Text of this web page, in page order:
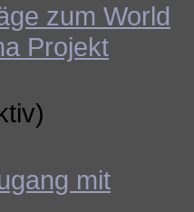
zum World
Projekt
mit